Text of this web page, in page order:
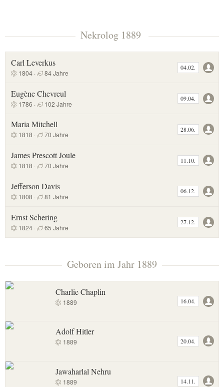
Nekrolog 1889
Carl Leverkus
1804 · 84 Jahre
04.02.
Eugène Chevreul
1786 · 102 Jahre
09.04.
Maria Mitchell
1818 · 70 Jahre
28.06.
James Prescott Joule
1818 · 70 Jahre
11.10.
Jefferson Davis
1808 · 81 Jahre
06.12.
Ernst Schering
1824 · 65 Jahre
27.12.
Geboren im Jahr 1889
Charlie Chaplin
1889 16.04.
Adolf Hitler
1889 20.04.
Jawaharlal Nehru
1889 14.11.